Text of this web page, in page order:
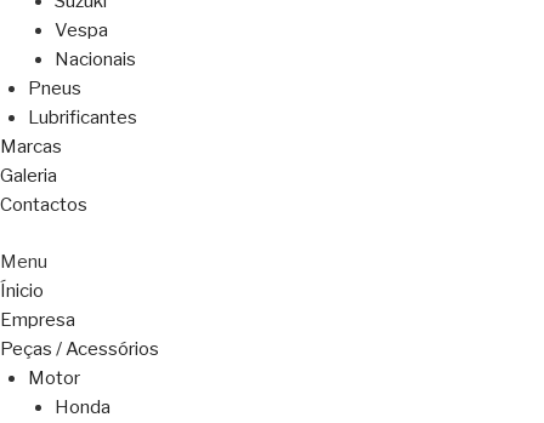
Vespa
Nacionais
Pneus
Lubrificantes
Marcas
Galeria
Contactos
Menu
Ínicio
Empresa
Peças / Acessórios
Motor
Honda